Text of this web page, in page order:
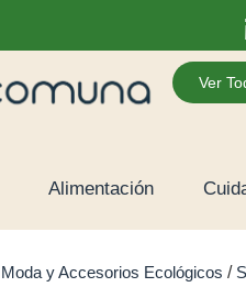
Ver
Alimentación
Moda y Accesorios Ecológicos /